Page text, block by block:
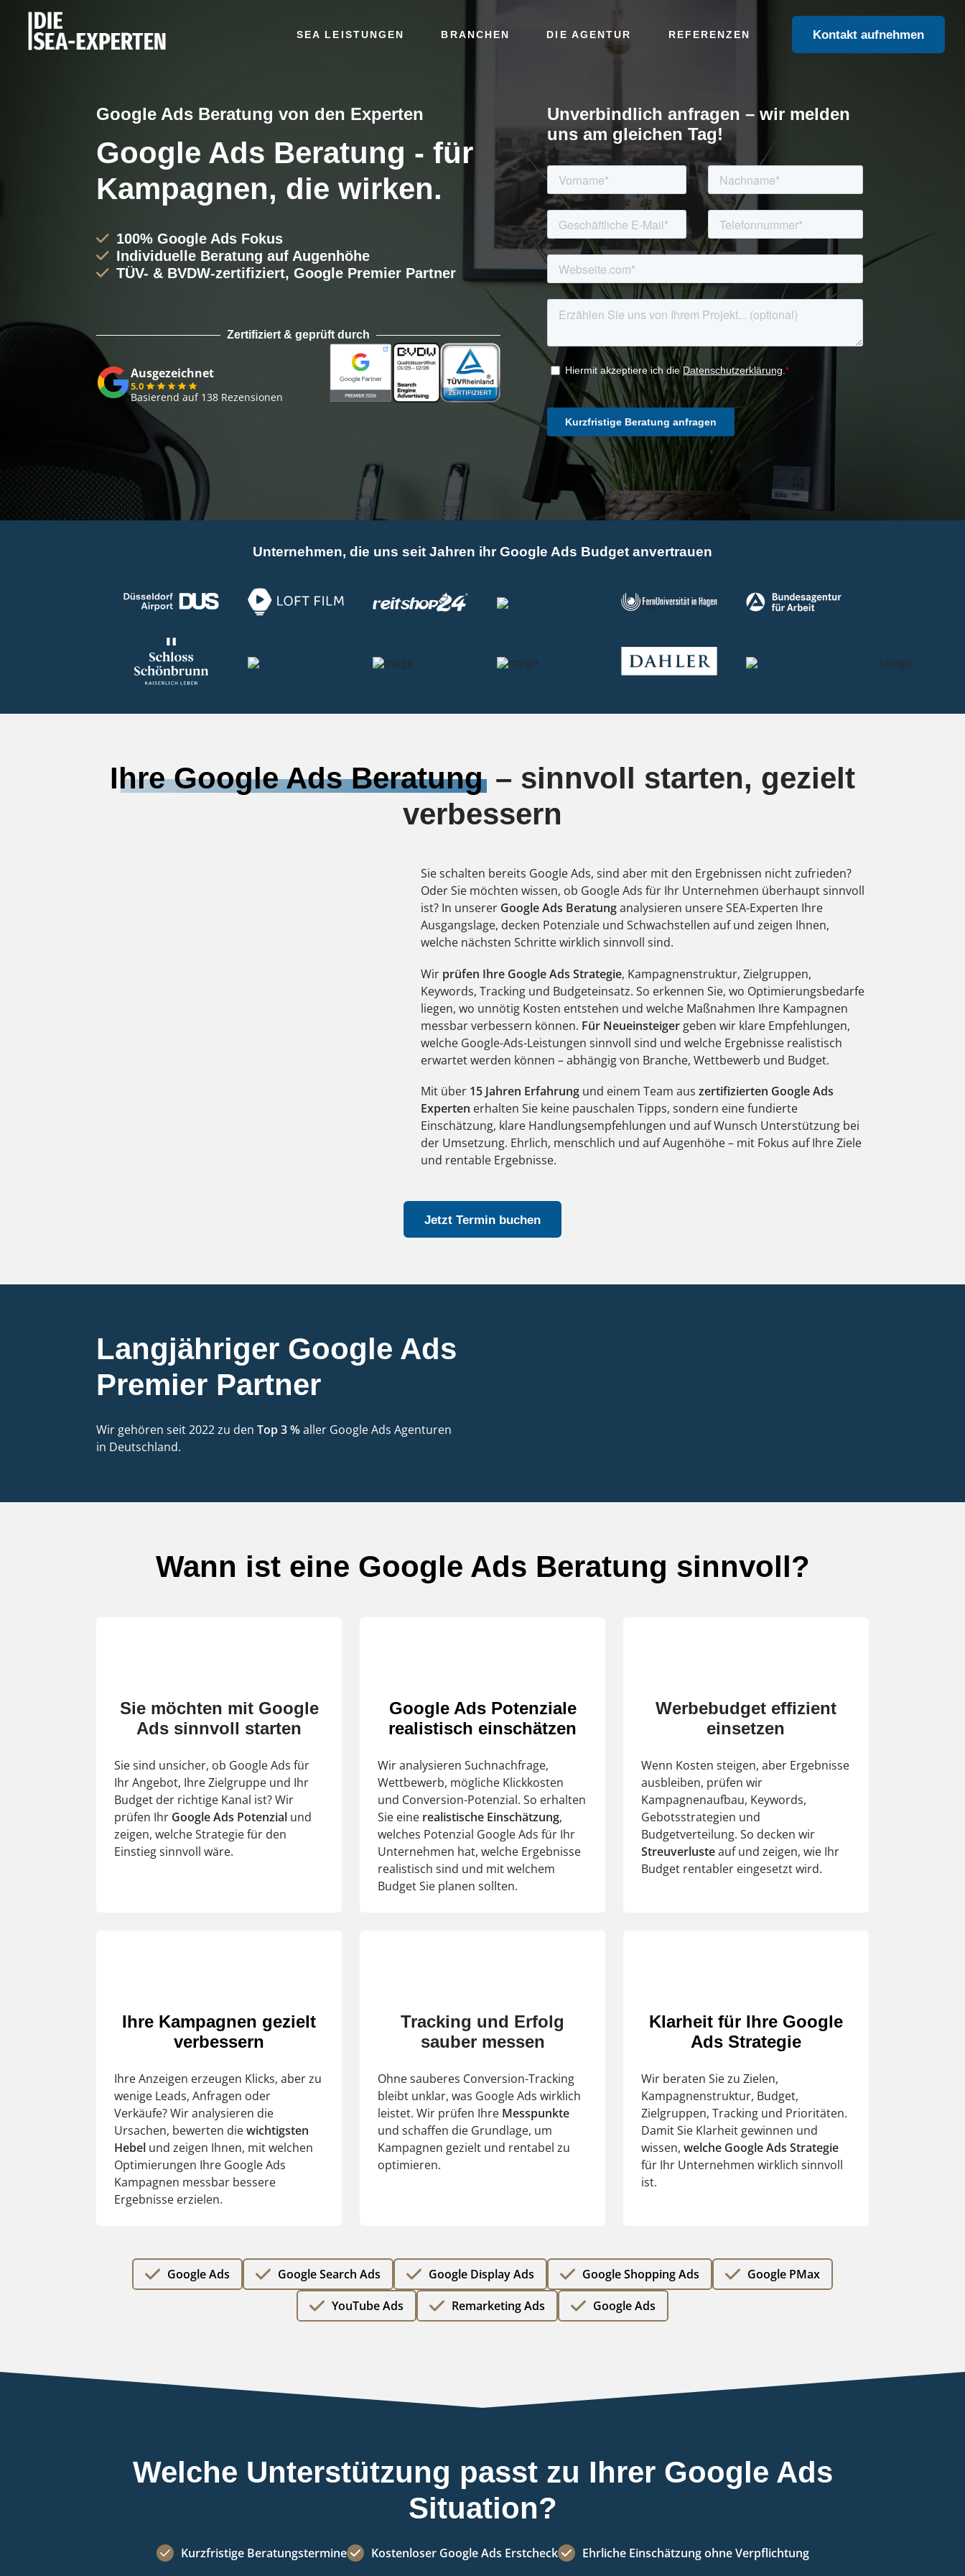
SEA LEISTUNGEN BRANCHEN DIE AGENTUR REFERENZEN Kontakt aufnehmen
Google Ads Beratung von den Experten
Google Ads Beratung - für
Kampagnen, die wirken.
100% Google Ads Fokus
Individuelle Beratung auf Augenhöhe
TÜV- & BVDW-zertifiziert, Google Premier Partner
Zertifiziert & geprüft durch
Ausgezeichnet
5.0
Basierend auf 138 Rezensionen
Unverbindlich anfragen – wir melden
uns am gleichen Tag!
Unternehmen, die uns seit Jahren ihr Google Ads Budget anvertrauen
Ihre Google Ads Beratung – sinnvoll starten, gezielt
verbessern
Sie schalten bereits Google Ads, sind aber mit den Ergebnissen nicht zufrieden?
Oder Sie möchten wissen, ob Google Ads für Ihr Unternehmen überhaupt sinnvoll
ist? In unserer Google Ads Beratunganalysieren unsere SEA-Experten Ihre
Ausgangslage, decken Potenziale und Schwachstellen auf und zeigen Ihnen,
welche nächsten Schritte wirklich sinnvoll sind.
Wir prüfen Ihre Google Ads Strategie, Kampagnenstruktur, Zielgruppen,
Keywords, Tracking und Budgeteinsatz. So erkennen Sie, wo Optimierungsbedarfe
liegen, wo unnötig Kosten entstehen und welche Maßnahmen Ihre Kampagnen
messbar verbessern können. Für Neueinsteiger geben wir klare Empfehlungen,
welche Google-Ads-Leistungen sinnvoll sind und welche Ergebnisse realistisch
erwartet werden können – abhängig von Branche, Wettbewerb und Budget.
Mit über 15 Jahren Erfahrung und einem Team auszertifizierten Google Ads
Experten erhalten Sie keine pauschalen Tipps, sondern eine fundierte
Einschätzung, klare Handlungsempfehlungen und auf Wunsch Unterstützung bei
der Umsetzung. Ehrlich, menschlich und auf Augenhöhe – mit Fokus auf Ihre Ziele
und rentable Ergebnisse.
Jetzt Termin buchen
Langjähriger Google Ads
Premier Partner
Wir gehören seit 2022 zu denTop 3 %aller Google Ads Agenturen
in Deutschland.
Wann ist eine Google Ads Beratung sinnvoll?
Sie möchten mit Google
Ads sinnvoll starten
Sie sind unsicher, ob Google Ads für
Ihr Angebot, Ihre Zielgruppe und Ihr
Budget der richtige Kanal ist? Wir
prüfen Ihr Google Ads Potenzial und
zeigen, welche Strategie für den
Einstieg sinnvoll wäre.
Google Ads Potenziale
realistisch einschätzen
Wir analysieren Suchnachfrage,
Wettbewerb, mögliche Klickkosten
und Conversion-Potenzial. So erhalten
Sie eine realistische Einschätzung,
welches Potenzial Google Ads für Ihr
Unternehmen hat, welche Ergebnisse
realistisch sind und mit welchem
Budget Sie planen sollten.
Werbebudget effizient
einsetzen
Wenn Kosten steigen, aber Ergebnisse
ausbleiben, prüfen wir
Kampagnenaufbau, Keywords,
Gebotsstrategien und
Budgetverteilung. So decken wir
Streuverlusteauf und zeigen, wie Ihr
Budget rentabler eingesetzt wird.
Ihre Kampagnen gezielt
verbessern
Ihre Anzeigen erzeugen Klicks, aber zu
wenige Leads, Anfragen oder
Verkäufe? Wir analysieren die
Ursachen, bewerten diewichtigsten
Hebel und zeigen Ihnen, mit welchen
Optimierungen Ihre Google Ads
Kampagnen messbar bessere
Ergebnisse erzielen.
Tracking und Erfolg
sauber messen
Ohne sauberes Conversion-Tracking
bleibt unklar, was Google Ads wirklich
leistet. Wir prüfen Ihre Messpunkte
und schaffen die Grundlage, um
Kampagnen gezielt und rentabel zu
optimieren.
Klarheit für Ihre Google
Ads Strategie
Wir beraten Sie zu Zielen,
Kampagnenstruktur, Budget,
Zielgruppen, Tracking und Prioritäten.
Damit Sie Klarheit gewinnen und
wissen, welche Google Ads Strategie
für Ihr Unternehmen wirklich sinnvoll
ist.
Google Ads Google Search Ads Google Display Ads Google Shopping Ads
Google PMax
YouTube Ads
Remarketing Ads Google Ads
Welche Unterstützung passt zu Ihrer Google Ads
Situation?
Kurzfristige Beratungstermine Kostenloser Google Ads Erstcheck Ehrliche Einschätzung ohne Verpflichtung